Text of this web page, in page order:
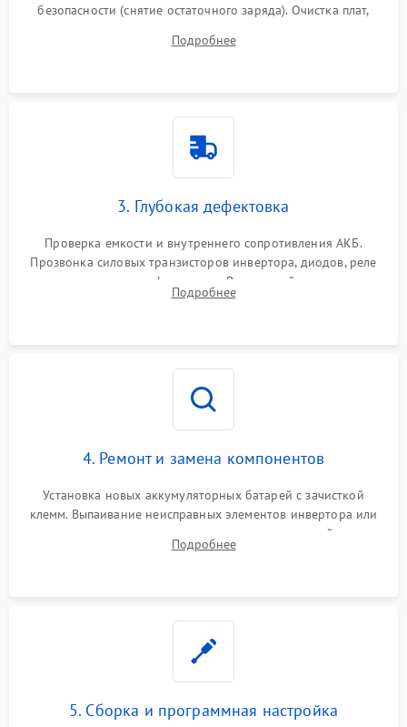
безопасности (снятие остаточного заряда). Очистка плат,
и кистей для предотвращения перегрева и замыканий.
Подробнее
3. Глубокая дефектовка
Проверка емкости и внутреннего сопротивления АКБ.
Прозвонка силовых транзисторов инвертора, диодов, реле
переключения и трансформатора. Визуальный поиск вздутых
конденсаторов и прогаров на печатной плате.
Подробнее
4. Ремонт и замена компонентов
Установка новых аккумуляторных батарей с зачисткой
клемм. Выпаивание неисправных элементов инвертора или
цепи зарядки и монтаж новых радиодеталей.
Восстановление поврежденных токоведущих дорожек и
Подробнее
5. Сборка и программная настройка